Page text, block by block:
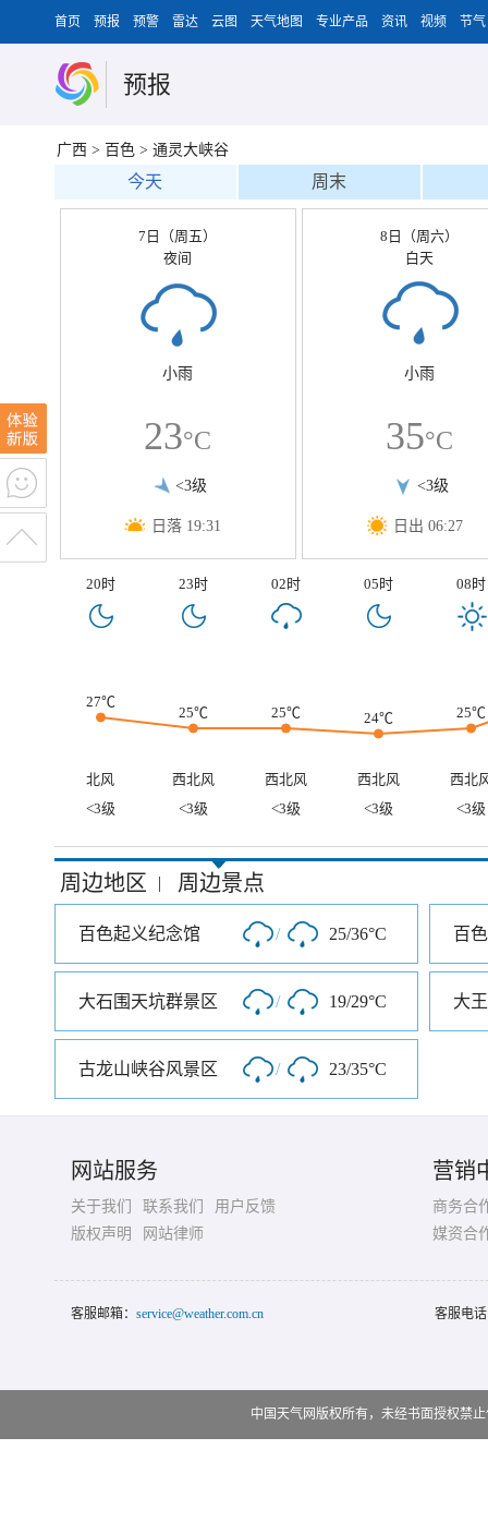
首页 预报 预警 雷达 云图 天气地图 专业产品 资讯 视频 节气
预报
广西 > 百色 > 通灵大峡谷
今天 周末
7日（周五）
夜间
小雨
23°C
<3级
日落 19:31
8日（周六）
白天
小雨
35°C
<3级
日出 06:27
20时 23时 02时 05时 08时
27℃
25℃ 25℃ 24℃ 25℃
北风 西北风 西北风 西北风
西北
<3级
<3级 <3级 <3级 <3级
周边地区 | 周边景点
百色起义纪念馆 / 25/36°C 百
大石围天坑群景区 / 19/29°C 大
古龙山峡谷风景区 / 23/35°C
网站服务
关于我们 联系我们
用户反馈
版权声明
网站律师
营销
商务合
媒资合
客服邮箱： service@weather.com.cn 客服电
中国天气网版权所有，未经书面授权